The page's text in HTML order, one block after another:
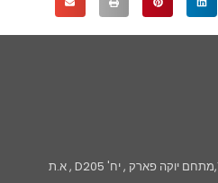
רח' אברהם בומה שביט 1,מתחם יוקה פארק , יח' D205 , א.ת